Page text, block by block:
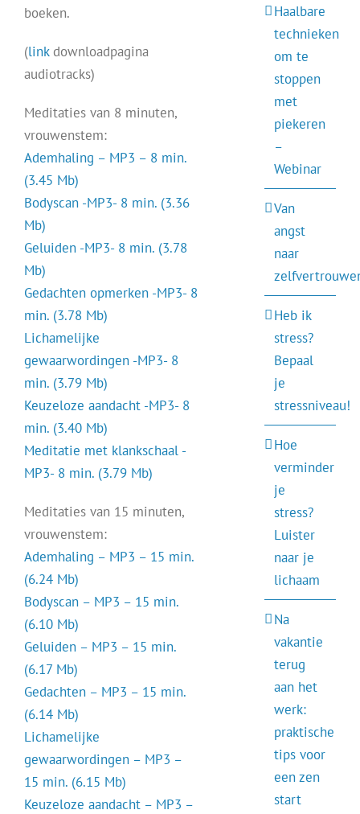
boeken.
(linkdownloadpagina
audiotracks)
Meditaties van 8 minuten,
vrouwenstem:
Ademhaling – MP3 – 8 min.
(3.45 Mb)
Bodyscan -MP3- 8 min. (3.36
Mb)
Geluiden -MP3- 8 min. (3.78
Mb)
Gedachten opmerken -MP3- 8
min. (3.78 Mb)
Lichamelijke
gewaarwordingen -MP3- 8
min. (3.79 Mb)
Keuzeloze aandacht -MP3- 8
min. (3.40 Mb)
Meditatie met klankschaal -
MP3- 8 min. (3.79 Mb)
Meditaties van 15 minuten,
vrouwenstem:
Ademhaling – MP3 – 15 min.
(6.24 Mb)
Bodyscan – MP3 – 15 min.
(6.10 Mb)
Geluiden – MP3 – 15 min.
(6.17 Mb)
Gedachten – MP3 – 15 min.
(6.14 Mb)
Lichamelijke
gewaarwordingen – MP3 –
15 min. (6.15 Mb)
Keuzeloze aandacht – MP3 –
Haalbare
technieken
om te
stoppen
met
piekeren
–
Webinar
Van
angst
naar
Heb ik
stress?
Bepaal
je
stressniveau!
Hoe
verminder
je
stress?
Luister
naar je
lichaam
Na
vakantie
terug
aan het
werk:
praktische
tips voor
een zen
start